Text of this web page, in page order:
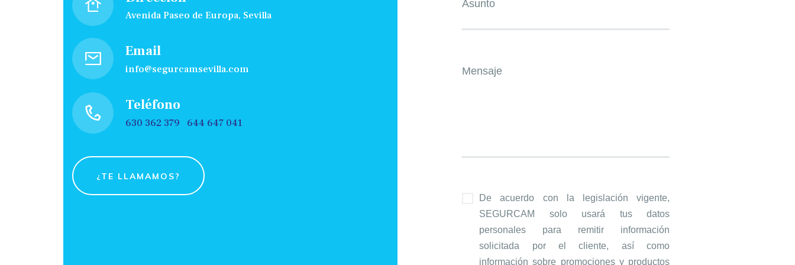
Avenida Paseo de Europa, Sevilla
Email
info@segurcamsevilla.com
Teléfono
630 362 379 644 647 041
¿TE LLAMAMOS?
De acuerdo con la legislación vigente,
SEGURCAM solo usará tus datos
personales para remitir información
solicitada por el cliente, así como
información sobre promociones y productos